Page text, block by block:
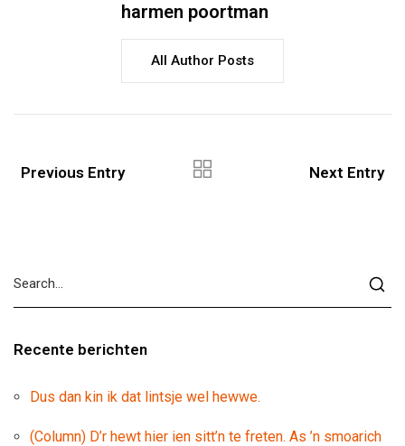
harmen poortman
All Author Posts
Previous Entry Next Entry
Recente berichten
Dus dan kin ik dat lintsje wel hewwe.
(Column) D’r hewt hier ien sitt’n te freten. As ’n smoarich